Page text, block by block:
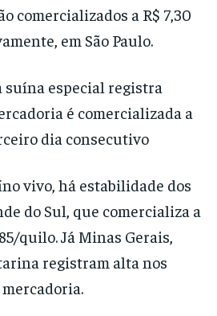
comercializados a R$ 7,30
em São Paulo.
suína especial registra
é comercializada a
dia consecutivo
vivo, há estabilidade dos
do Sul, que comercializa a
quilo. Já Minas Gerais,
registram alta nos